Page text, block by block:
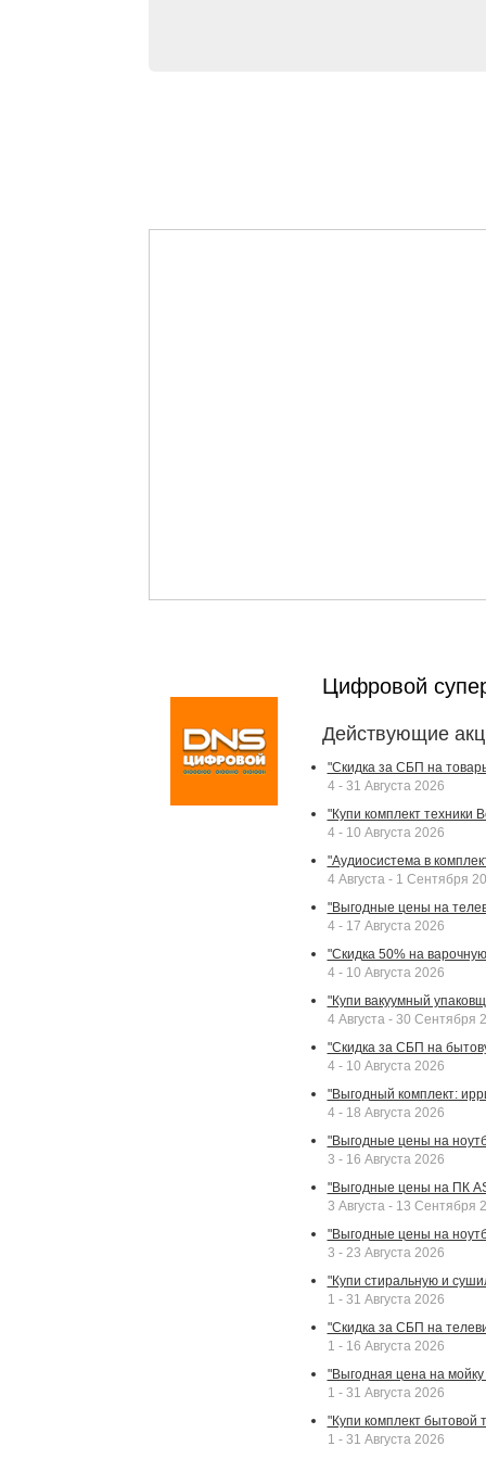
Цифровой
Действующие
"Скидка за СБП на
4 - 31 Августа 2026
"Купи комплект техники
4 - 10 Августа 2026
"Аудиосистема в
4 Августа - 1 Сентября
"Выгодные цены на
4 - 17 Августа 2026
"Скидка 50% на
4 - 10 Августа 2026
"Купи вакуумный
4 Августа - 30 Сентября
"Скидка за СБП на
4 - 10 Августа 2026
"Выгодный комплект:
4 - 18 Августа 2026
"Выгодные цены на
3 - 16 Августа 2026
"Выгодные цены на ПК
3 Августа - 13 Сентября
"Выгодные цены на
3 - 23 Августа 2026
"Купи стиральную и
1 - 31 Августа 2026
"Скидка за СБП на
1 - 16 Августа 2026
"Выгодная цена на
1 - 31 Августа 2026
"Купи комплект бытовой
1 - 31 Августа 2026